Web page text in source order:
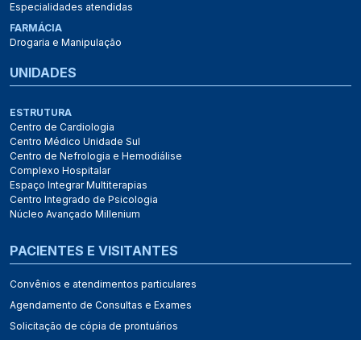
Especialidades atendidas
FARMÁCIA
Drogaria e Manipulação
UNIDADES
ESTRUTURA
Centro de Cardiologia
Centro Médico Unidade Sul
Centro de Nefrologia e Hemodiálise
Complexo Hospitalar
Espaço Integrar Multiterapias
Centro Integrado de Psicologia
Núcleo Avançado Millenium
PACIENTES E VISITANTES
Convênios e atendimentos particulares
Agendamento de Consultas e Exames
Solicitação de cópia de prontuários